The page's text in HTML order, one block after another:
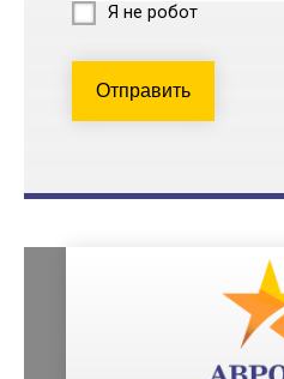
Я не робот
Отправить